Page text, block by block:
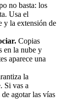
no basta: los
Usa el
y la extensión de
Copias
en la nube y
aparece una
la
Si vas a
agotar las vías